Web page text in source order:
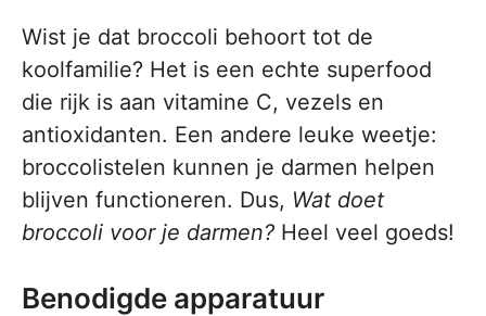
Wist je dat broccoli behoort tot de
koolfamilie? Het is een echte superfood
die rijk is aan vitamine C, vezels en
antioxidanten. Een andere leuke weetje:
broccolistelen kunnen je darmen helpen
blijven functioneren. Dus, Wat doet
broccoli voor je darmen? Heel veel goeds!
Benodigde apparatuur